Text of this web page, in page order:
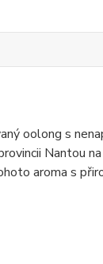
oolong s
Nantou
aroma s